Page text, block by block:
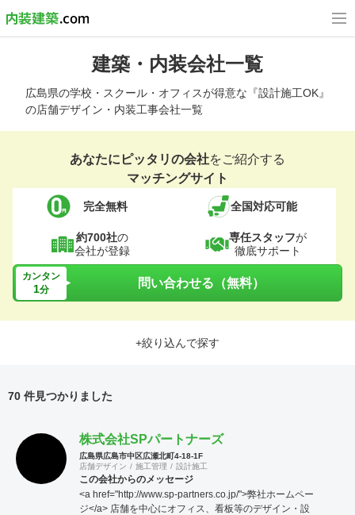
建築・内装会社一覧
広島県の学校・スクール・オフィスが得意な『設計施工OK』
の店舗デザイン・内装工事会社一覧
あなたにピッタリの会社をご紹介する
マッチングサイト
完全無料 全国対応可能
約700社の
会社が登録
専任スタッフが
徹底サポート
カンタン
1分 問い合わせる（無料）
+絞り込んで探す
70 件見つかりました
株式会社SPパートナーズ
広島県広島市中区広瀬北町4-18-1F
店舗デザイン
施工管理 設計施工
この会社からのメッセージ
<a href="http://www.sp-partners.co.jp/">弊社ホームペー
ジ</a> 店舗を中心にオフィス、看板等のデザイン・設